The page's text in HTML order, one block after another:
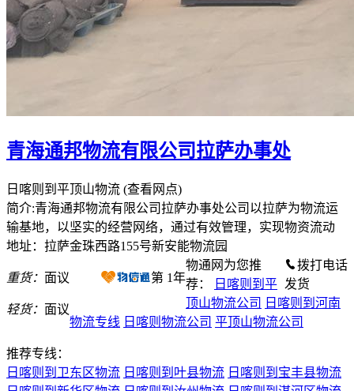
青海通邦物流有限公司拉萨办事处
日喀则到平顶山物流 (查看网点)
简介:青海通邦物流有限公司拉萨办事处公司以拉萨为物流运
输基地，以坚实的经营网络，通过有效管理，实现物资流动
地址：拉萨金珠西路155号新安能物流园
重货： 面议
轻货： 面议
第 1年
拨打电话
发货
物通网为您推
荐：
日喀则到平
顶山物流公司
日喀则到河南
物流专线 日喀则物流公司 平顶山物流公司
推荐专线：
日喀则到卫东区物流 日喀则到叶县物流 日喀则到宝丰县物流